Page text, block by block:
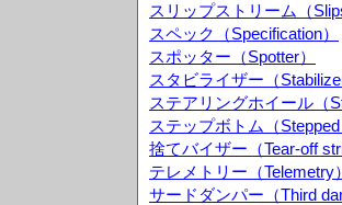
スリップストリーム（
スペック（Specification）
スポッター（Spotter）
スタビライザー（Stabilizer
ステアリングホイール（
ステップボトム（Stepped
捨てバイザー（Tear-off
テレメトリー（Telemetry）
サードダンパー（Third